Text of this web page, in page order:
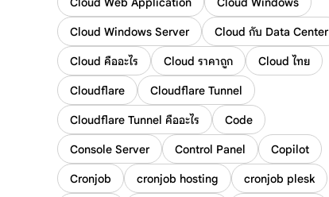
Cloud Windows Server Cloud กับ Data Center
Cloud คืออะไร Cloud ราคาถูก Cloud ไทย
Cloudflare Cloudflare Tunnel
Cloudflare Tunnel คืออะไร Code
Console Server Control Panel Copilot
Cronjob cronjob hosting cronjob plesk